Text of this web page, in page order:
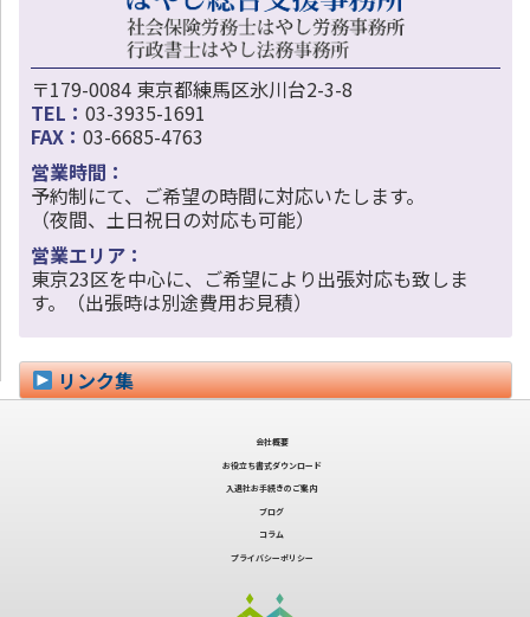
〒179-0084 東京都練馬区氷川台2-3-8
TEL： 03-3935-1691
FAX： 03-6685-4763
営業時間：
予約制にて、ご希望の時間に対応いたします。
（夜間、土日祝日の対応も可能）
営業エリア：
東京23区を中心に、ご希望により出張対応も致しま
す。（出張時は別途費用お見積）
リンク集
会社概要
お役立ち書式ダウンロード
入退社お手続きのご案内
ブログ
コラム
プライバシーポリシー